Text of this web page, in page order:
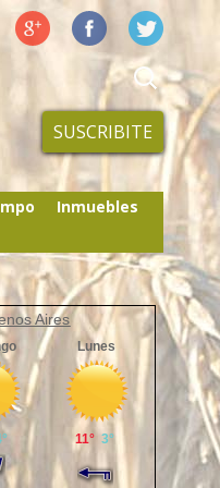
SUSCRIBITE
Inmuebles
Aires